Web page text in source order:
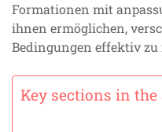
Formationen mit
ihnen ermöglichen,
Bedingungen effektiv zu
Key sections in the